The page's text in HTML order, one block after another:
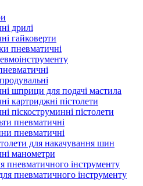
дрилі
гайковерти
пневматичні
шприци для подачі мастила
картриджні пістолети
піскоструминні пістолети
пневматичні
пневматичні
для накачування шин
манометри
пневматичного інструменту
пневматичного інструменту